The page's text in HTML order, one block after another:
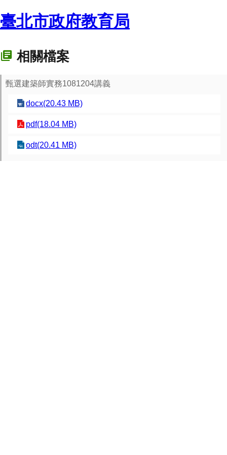
臺北市政府教育局
相關檔案
甄選建築師實務1081204講義
docx(20.43 MB)
pdf(18.04 MB)
odt(20.41 MB)